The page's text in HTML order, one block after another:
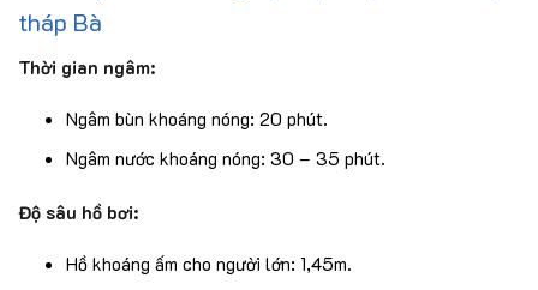
tháp Bà
Thời gian ngâm:
Ngâm bùn khoáng nóng: 20 phút.
Ngâm nước khoáng nóng: 30 – 35 phút.
Độ sâu hồ bơi:
Hồ khoáng ấm cho người lớn: 1,45m.